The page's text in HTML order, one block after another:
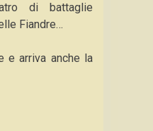
di battaglie
Fiandre…
e arriva anche la